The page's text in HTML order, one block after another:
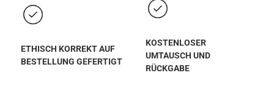
ETHISCH KORREKT AUF
BESTELLUNG GEFERTIGT
KOSTENLOSER
UMTAUSCH UND
RÜCKGABE